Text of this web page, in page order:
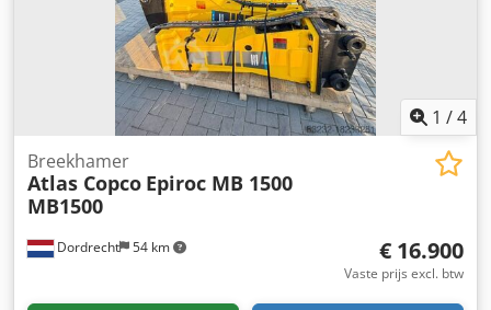
1 /4
Dordrecht 54 km
Breekhamer
Atlas Copco Epiroc MB 1500
MB1500
€ 16.900
Vaste prijs excl. btw